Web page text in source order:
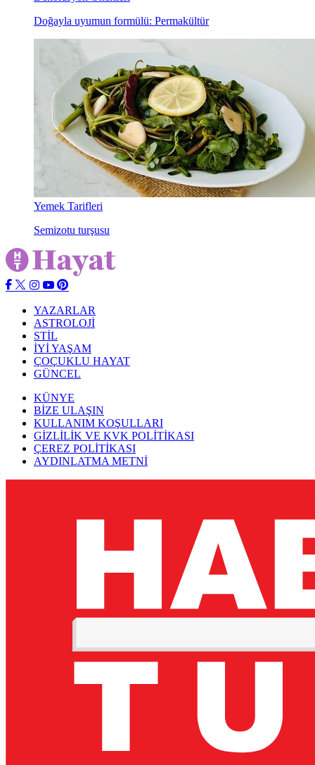
Doğayla uyumun formülü: Permakültür
Yemek Tarifleri
Semizotu turşusu
YAZARLAR
ASTROLOJİ
STİL
İYİ YAŞAM
ÇOÇUKLU HAYAT
GÜNCEL
KÜNYE
BİZE ULAŞIN
KULLANIM KOŞULLARI
GİZLİLİK VE KVK POLİTİKASI
ÇEREZ POLİTİKASI
AYDINLATMA METNİ